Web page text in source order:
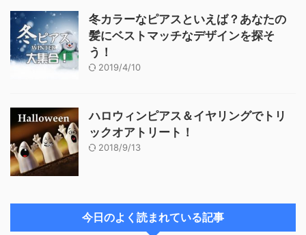
冬カラーなピアスといえば？あなたの
髪にベストマッチなデザインを探そ
う！
2019/4/10
ハロウィンピアス＆イヤリングでトリ
ックオアトリート！
2018/9/13
今日のよく読まれている記事